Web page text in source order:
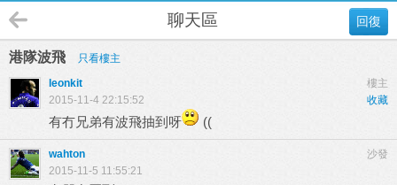
回復
聊天區
港隊波飛
只看樓主
樓主
leonkit
收藏
2015-11-4 22:15:52
有冇兄弟有波飛抽到呀 ((
沙發
wahton
2015-11-5 11:55:21